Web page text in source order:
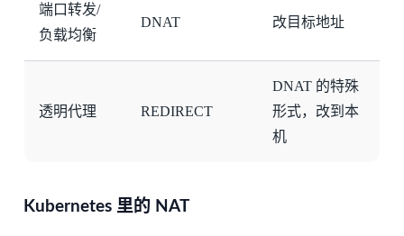
端口转发/
负载均衡
DNAT 改目标地址
透明代理 REDIRECT
DNAT 的特殊
形式，改到本
机
Kubernetes 里的 NAT